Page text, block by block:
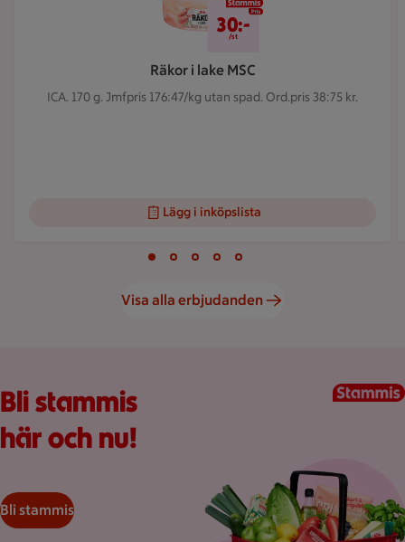
Räkor i lake MSC
ICA. 170 g. Jmfpris 176:47/kg utan spad. Ord.pris 38:75 kr.
30 kr/st
30:-
/st
Lägg i inköpslista
Bild 1 av 5
Bild 2 av 5
Bild 3 av 5Bild 4 av 5
Visa alla erbjudanden
Bli stammis
här och nu!
Bli stammis